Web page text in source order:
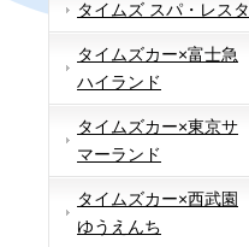
タイムズ スパ・レスタ
タイムズカー×富士急
ハイランド
タイムズカー×東京サ
マーランド
タイムズカー×西武園
ゆうえんち